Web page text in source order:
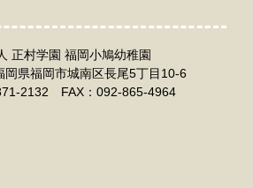
正村学園 福岡小鳩幼稚園
岡県福岡市城南区長尾5丁目10-6
2132 FAX：092-865-4964